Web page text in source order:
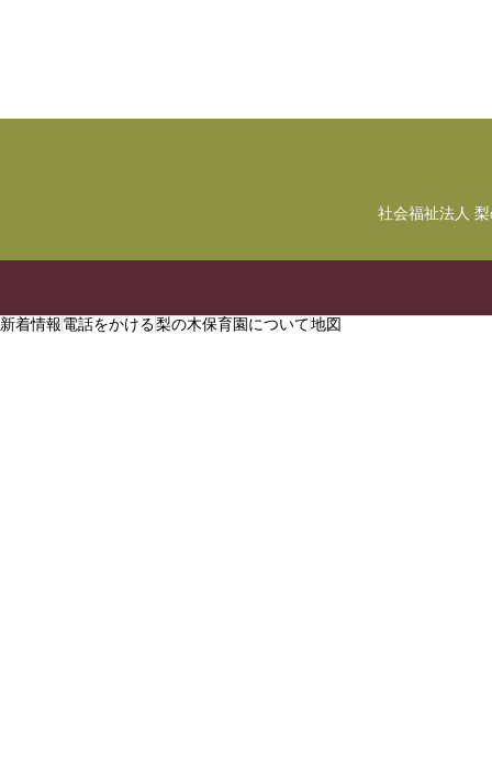
社会福祉法人
新着情報電話をかける梨の木保育園について地図